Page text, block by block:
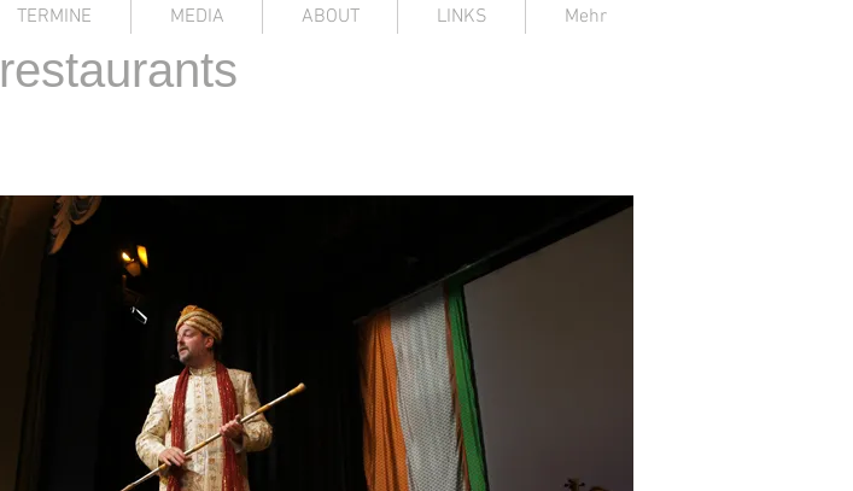
restaurants
TERMINE MEDIA ABOUT LINKS Mehr